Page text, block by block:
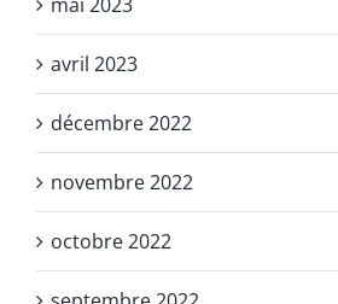
avril 2023
décembre 2022
novembre 2022
octobre 2022